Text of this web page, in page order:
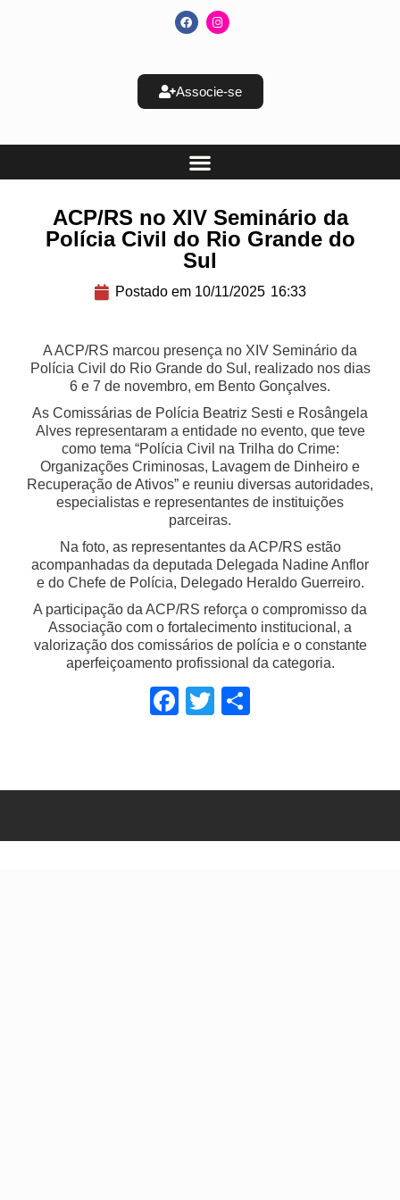
Associe-se
ACP/RS no XIV Seminário da
Polícia Civil do Rio Grande do
Sul
Postado em 10/11/2025 16:33
A ACP/RS marcou presença no XIV Seminário da
Polícia Civil do Rio Grande do Sul, realizado nos dias
6 e 7 de novembro, em Bento Gonçalves.
As Comissárias de Polícia Beatriz Sesti e Rosângela
Alves representaram a entidade no evento, que teve
como tema “Polícia Civil na Trilha do Crime:
Organizações Criminosas, Lavagem de Dinheiro e
Recuperação de Ativos” e reuniu diversas autoridades,
especialistas e representantes de instituições
parceiras.
Na foto, as representantes da ACP/RS estão
acompanhadas da deputada Delegada Nadine Anflor
e do Chefe de Polícia, Delegado Heraldo Guerreiro.
A participação da ACP/RS reforça o compromisso da
Associação com o fortalecimento institucional, a
valorização dos comissários de polícia e o constante
aperfeiçoamento profissional da categoria.
Facebook
Twitter